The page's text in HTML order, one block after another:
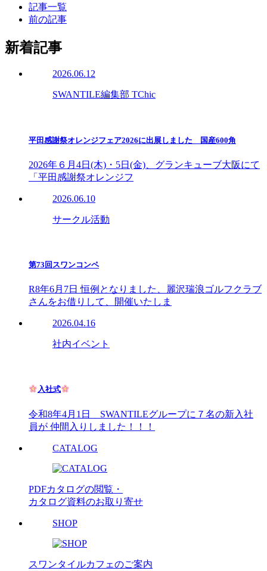
記事一覧
前の記事
新着記事
2026.06.12
SWANTILE編集部 TChic
平田感謝祭オレンジフェア2026に出展しました 国産600角
2026年６月4日(木)・5日(金)、グランキューブ大阪にて
「平田感謝祭オレンジフ
2026.06.10
サークル活動
第73回スワンコンペ
R8年6月7日 恒例となりました、麗沢瑞浪ゴルフクラブ
さんをお借りして、開催いたしま
2026.04.16
社内イベント
入社式
令和8年4月1日 SWANTILEグループに７名の新入社
員が 仲間入りしました！！！
CATALOG
PDFカタログの閲覧・
カタログ資料のお取り寄せ
SHOP
スワンタイルカフェのご案内